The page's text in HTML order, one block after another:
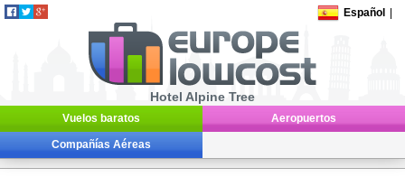
Español
Hotel Alpine Tree
Vuelos baratos Aeropuertos
Compañías Aéreas